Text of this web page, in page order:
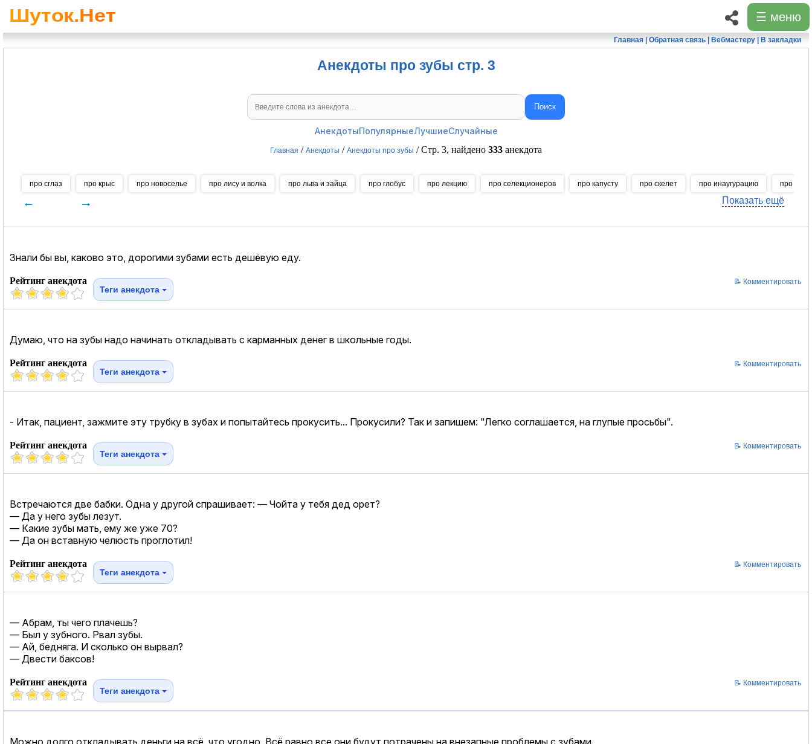
☰ меню
Главная| Обратная связь| Вебмастеру| В закладки
Анекдоты про зубы стр. 3
Поиск
АнекдотыПопулярныеЛучшиеСлучайные
Главная / Анекдоты / Анекдоты про зубы / Стр. 3, найдено 333 анекдота
про сглаз про крыс про новоселье про лису и волка про льва и зайца про глобус про лекцию про селекционеров про капусту про скелет про инаугурацию про
← → Показать ещё
Знали бы вы, каково это, дорогими зубами есть дешёвую еду.
Рейтинг анекдота
Теги анекдота
📝 Комментировать
Думаю, что на зубы надо начинать откладывать с карманных денег в школьные годы.
Рейтинг анекдота
Теги анекдота
📝 Комментировать
- Итак, пациент, зажмите эту трубку в зубах и попытайтесь прокусить... Прокусили? Так и запишем: "Легко соглашается, на глупые просьбы".
Рейтинг анекдота
Теги анекдота
📝 Комментировать
Встречаются две бабки. Одна у другой спрашивает: — Чойта у тебя дед орет?
— Да у него зубы лезут.
— Какие зубы мать, ему же уже 70?
— Да он вставную челюсть проглотил!
Рейтинг анекдота
Теги анекдота
📝 Комментировать
— Абрам, ты чего плачешь?
— Был у зубного. Рвал зубы.
— Ай, бедняга. И сколько он вырвал?
— Двести баксов!
Рейтинг анекдота
Теги анекдота
📝 Комментировать
Можно долго откладывать деньги на всё, что угодно. Всё равно все они будут потрачены на внезапные проблемы с зубами.